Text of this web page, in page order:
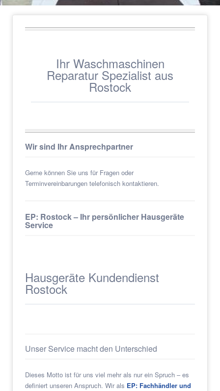
Ihr Waschmaschinen
Reparatur Spezialist aus
Rostock
Wir sind Ihr Ansprechpartner
Gerne können Sie uns für Fragen oder
Terminvereinbarungen telefonisch kontaktieren.
EP: Rostock – Ihr persönlicher Hausgeräte
Service
Hausgeräte Kundendienst
Rostock
Unser Service macht den Unterschied
Dieses Motto ist für uns viel mehr als nur ein Spruch – es
definiert unseren Anspruch. Wir als EP: Fachhändler und